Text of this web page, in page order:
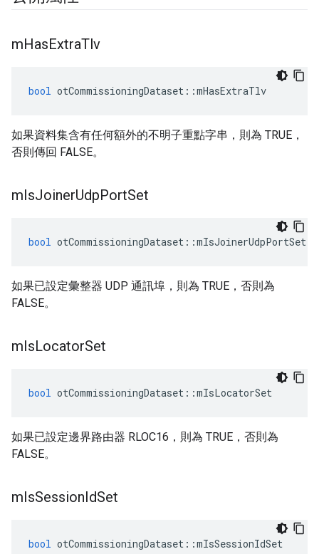
mHasExtraTlv
bool otCommissioningDataset ::mHasExtraTlv
如果資料集含有任何額外的不明子重點字串，則為 TRUE，
否則傳回 FALSE。
mIsJoinerUdpPortSet
bool otCommissioningDataset ::mIsJoinerUdpPortSet
如果已設定彙整器 UDP 通訊埠，則為 TRUE，否則為
FALSE。
mIsLocatorSet
bool otCommissioningDataset ::mIsLocatorSet
如果已設定邊界路由器 RLOC16，則為 TRUE，否則為
FALSE。
mIsSessionIdSet
bool otCommissioningDataset ::mIsSessionIdSet